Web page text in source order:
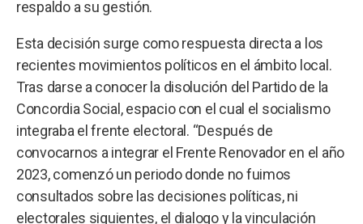
respaldo a su gestión.
Esta decisión surge como respuesta directa a los
recientes movimientos políticos en el ámbito local.
Tras darse a conocer la disolución del Partido de la
Concordia Social, espacio con el cual el socialismo
integraba el frente electoral. “Después de
convocarnos a integrar el Frente Renovador en el año
2023, comenzó un periodo donde no fuimos
consultados sobre las decisiones políticas, ni
electorales siguientes, el dialogo y la vinculación